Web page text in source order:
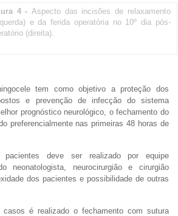
4 - Aspecto das incisões de relaxamento
e da ferida operatória no 10º dia pós-
(direita).
tem como objetivo a proteção dos
e prevenção de infecção do sistema
prognóstico neurológico, o fechamento do
preferencialmente nas primeiras 48 horas de
pacientes deve ser realizado por equipe
neonatologista, neurocirurgião e cirurgião
dos pacientes e possibilidade de outras
casos é realizado o fechamento com sutura